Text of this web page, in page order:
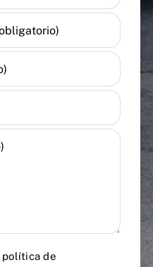
política de